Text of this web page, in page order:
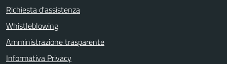
Richiesta d'assistenza
Whistleblowing
Amministrazione trasparente
Informativa Privacy